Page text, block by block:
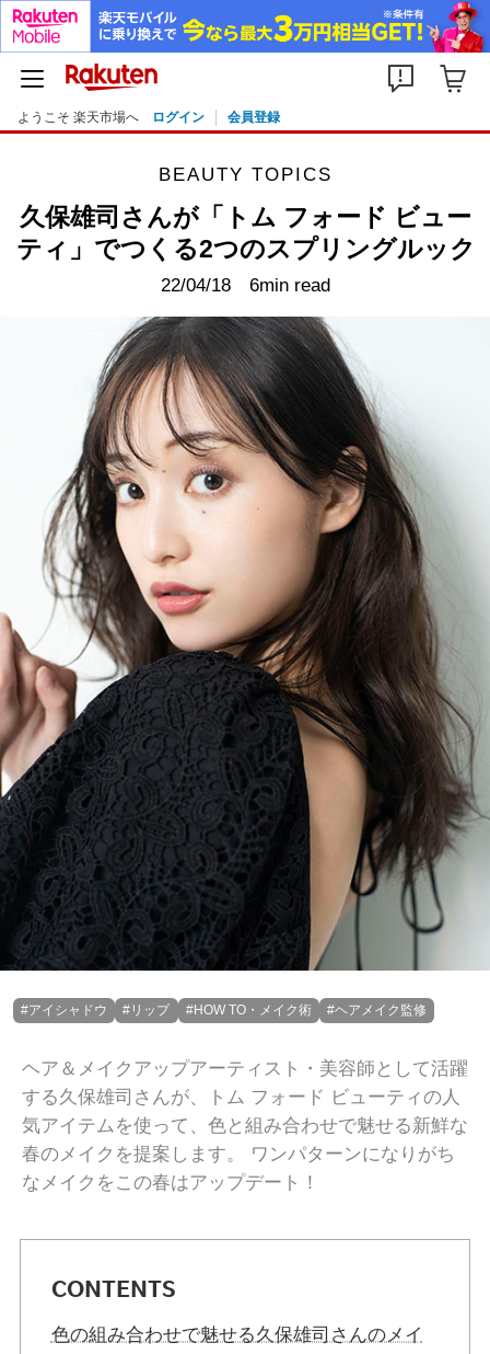
ようこそ 楽天市場へ ログイン 会員登録
BEAUTY TOPICS
久保雄司さんが「トム フォード ビュー
ティ」でつくる2つのスプリングルック
22/04/18 6min read
#アイシャドウ #リップ #HOW TO・メイク術 #ヘアメイク監修
ヘア＆メイクアップアーティスト・美容師として活躍
する久保雄司さんが、トム フォード ビューティの人
気アイテムを使って、色と組み合わせで魅せる新鮮な
春のメイクを提案します。 ワンパターンになりがち
なメイクをこの春はアップデート！
CONTENTS
色の組み合わせで魅せる久保雄司さんのメイ